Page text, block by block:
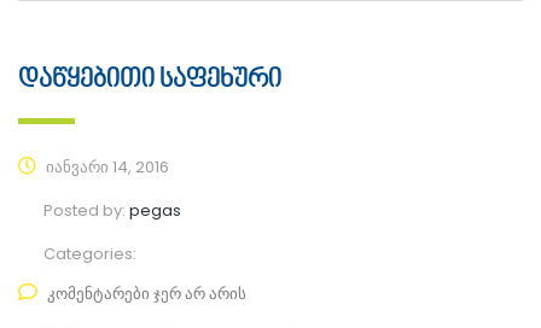
დაწყებითი საფეხური
იანვარი 14, 2016
Posted by: pegas
Categories:
კომენტარები ჯერ არ არის